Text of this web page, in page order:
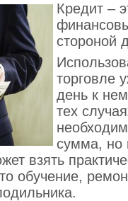
Кредит –
стороной
торговле
день к
тех
сумма, но
взять
обучение,